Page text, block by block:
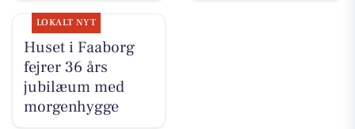
LOKALT NYT
Huset i Faaborg
fejrer 36 års
jubilæum med
morgenhygge